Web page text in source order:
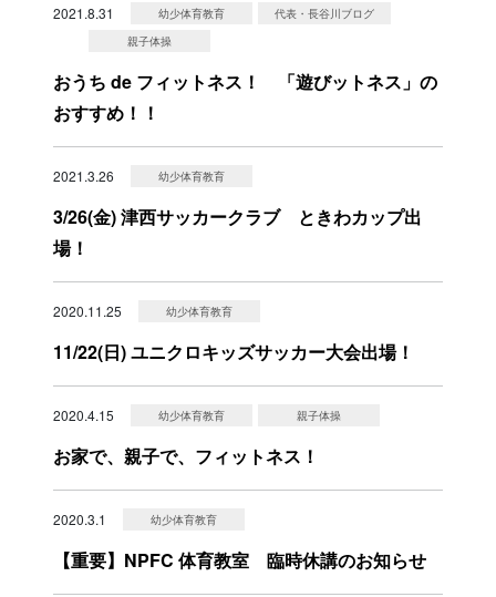
2021.8.31 幼少体育教育
代表・長谷川ブログ
親子体操
おうち de フィットネス！ 「遊びットネス」の
おすすめ！！
2021.3.26 幼少体育教育
3/26(金) 津西サッカークラブ ときわカップ出
場！
2020.11.25 幼少体育教育
11/22(日) ユニクロキッズサッカー大会出場！
2020.4.15 幼少体育教育 親子体操
お家で、親子で、フィットネス！
2020.3.1 幼少体育教育
【重要】NPFC 体育教室 臨時休講のお知らせ